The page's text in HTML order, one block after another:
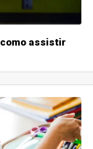
assistir